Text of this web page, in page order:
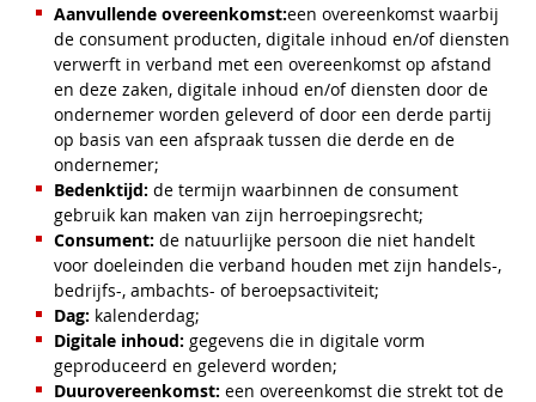
Aanvullende overeenkomst:een overeenkomst waarbij
de consument producten, digitale inhoud en/of diensten
verwerft in verband met een overeenkomst op afstand
en deze zaken, digitale inhoud en/of diensten door de
ondernemer worden geleverd of door een derde partij
op basis van een afspraak tussen die derde en de
ondernemer;
Bedenktijd: de termijn waarbinnen de consument
gebruik kan maken van zijn herroepingsrecht;
Consument: de natuurlijke persoon die niet handelt
voor doeleinden die verband houden met zijn handels-,
bedrijfs-, ambachts- of beroepsactiviteit;
Dag: kalenderdag;
Digitale inhoud: gegevens die in digitale vorm
geproduceerd en geleverd worden;
Duurovereenkomst: een overeenkomst die strekt tot de